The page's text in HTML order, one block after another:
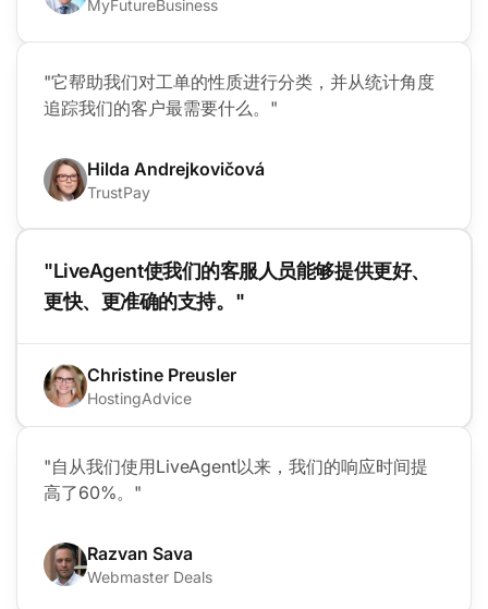
MyFutureBusiness
"它帮助我们对工单的性质进行分类，并从统计角度
追踪我们的客户最需要什么。"
Hilda Andrejkovičová
TrustPay
"LiveAgent使我们的客服人员能够提供更好、
更快、更准确的支持。"
Christine Preusler
HostingAdvice
"自从我们使用LiveAgent以来，我们的响应时间提
高了60%。"
Razvan Sava
Webmaster Deals